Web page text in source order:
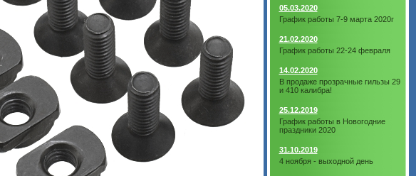
05.03.2020
График работы 7-9 марта 2020г
21.02.2020
График работы 22-24 февраля
14.02.2020
В продаже прозрачные гильзы 29
и 410 калибра!
25.12.2019
График работы в Новогодние
праздники 2020
31.10.2019
4 ноября - выходной день